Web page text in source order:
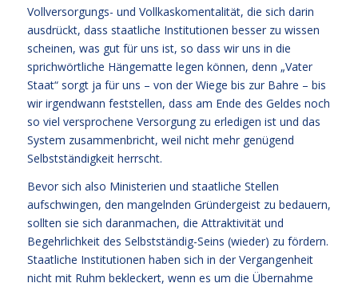
Vollversorgungs- und Vollkaskomentalität, die sich darin
ausdrückt, dass staatliche Institutionen besser zu wissen
scheinen, was gut für uns ist, so dass wir uns in die
sprichwörtliche Hängematte legen können, denn „Vater
Staat“ sorgt ja für uns – von der Wiege bis zur Bahre – bis
wir irgendwann feststellen, dass am Ende des Geldes noch
so viel versprochene Versorgung zu erledigen ist und das
System zusammenbricht, weil nicht mehr genügend
Selbstständigkeit herrscht.
Bevor sich also Ministerien und staatliche Stellen
aufschwingen, den mangelnden Gründergeist zu bedauern,
sollten sie sich daranmachen, die Attraktivität und
Begehrlichkeit des Selbstständig-Seins (wieder) zu fördern.
Staatliche Institutionen haben sich in der Vergangenheit
nicht mit Ruhm bekleckert, wenn es um die Übernahme